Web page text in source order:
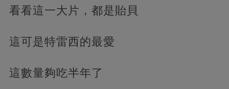
看看這一大片，都是貽貝
這可是特雷西的最愛
這數量夠吃半年了